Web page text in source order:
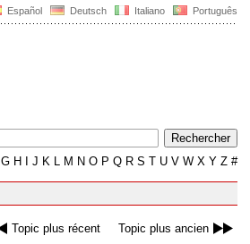
Español Deutsch Italiano Português
G H J K L M N O P Q R S T U V W X Y Z #
Topic plus récent Topic plus ancien